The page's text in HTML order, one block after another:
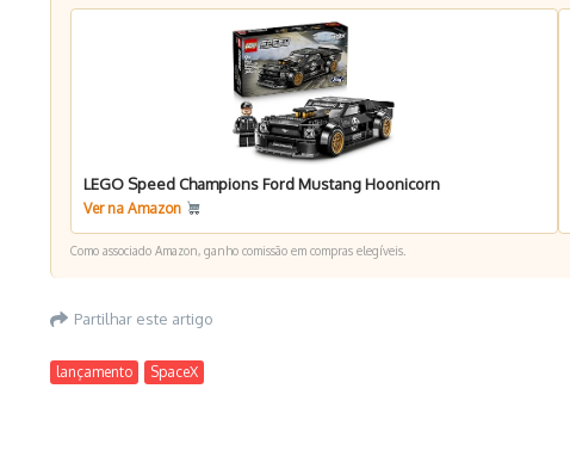
LEGO Speed Champions Ford Mustang Hoonicorn
Ver na Amazon
Como associado Amazon, ganho comissão em compras elegíveis.
Partilhar este artigo
lançamento SpaceX